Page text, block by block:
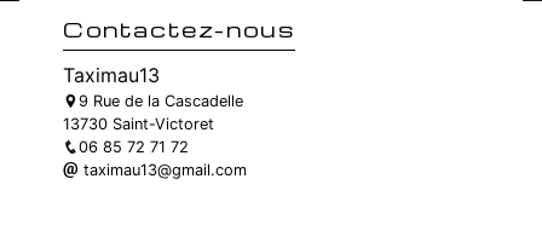
Contactez-nous
Taximau13
9 Rue de la Cascadelle
13730 Saint-Victoret
06 85 72 71 72
taximau13@gmail.com